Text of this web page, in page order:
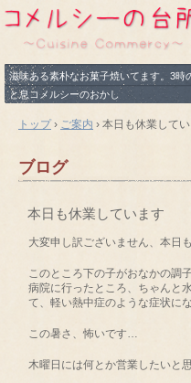
滋味ある素朴なお菓子焼いてます。3時
と息コメルシーのおかし
トップ› ご案内 › 本日も休業して
ブログ
本日も休業しています
大変申し訳ございません、本日
このところ下の子がおなかの調
病院に行ったところ、ちゃんと
て、軽い熱中症のような症状に
この暑さ、怖いです…
木曜日には何とか営業したいと思